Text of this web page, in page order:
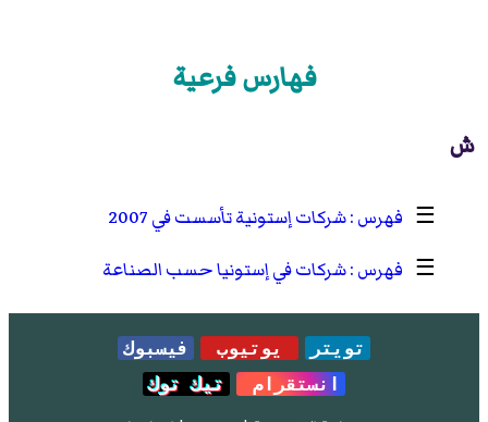
فهارس فرعية
ش
☰
شركات إستونية تأسست في 2007
☰
شركات في إستونيا حسب الصناعة
تويتر يوتيوب
فيسبوك
انستقرام
تيك توك